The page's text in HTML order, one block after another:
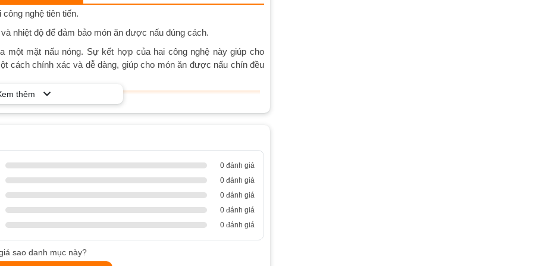
nghệ tiên tiến.
nhiệt độ để đảm bảo món ăn được nấu đúng cách.
một mặt nấu nóng. Sự kết hợp của hai công nghệ này giúp cho
cách chính xác và dễ dàng, giúp cho món ăn được nấu chín đều
Hợp Với Các Đầu Bếp Chuyên Nghiệp?
độ một cách chính xác và nhanh chóng. Điều này giúp cho các
ăn được nấu đúng cách.
Điện Từ
bếp khác.
hợp điện từ nấu nhanh hơn và tiết kiệm nhiên liệu hơn so với bếp
thêm
0 đánh giá
0 đánh giá
0 đánh giá
0 đánh giá
0 đánh giá
sao danh mục này?